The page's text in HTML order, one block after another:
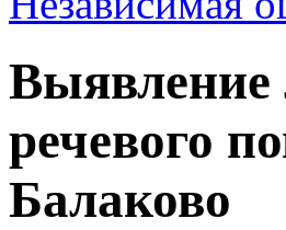
Выявление
речевого
Балаково